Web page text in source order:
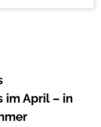
im April – in